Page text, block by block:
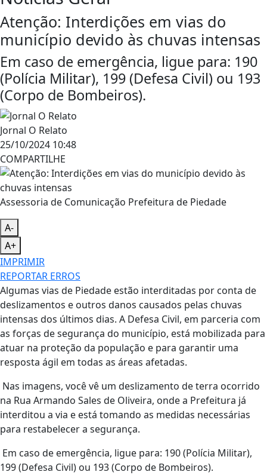
Atenção: Interdições em vias do
município devido às chuvas intensas
Em caso de emergência, ligue para: 190
(Polícia Militar), 199 (Defesa Civil) ou 193
(Corpo de Bombeiros).
Jornal O Relato
25/10/2024 10:48
COMPARTILHE
Assessoria de Comunicação Prefeitura de Piedade
A-
A+
IMPRIMIR
REPORTAR ERROS
Algumas vias de Piedade estão interditadas por conta de
deslizamentos e outros danos causados pelas chuvas
intensas dos últimos dias. A Defesa Civil, em parceria com
as forças de segurança do município, está mobilizada para
atuar na proteção da população e para garantir uma
resposta ágil em todas as áreas afetadas.
Nas imagens, você vê um deslizamento de terra ocorrido
na Rua Armando Sales de Oliveira, onde a Prefeitura já
interditou a via e está tomando as medidas necessárias
para restabelecer a segurança.
Em caso de emergência, ligue para: 190 (Polícia Militar),
199 (Defesa Civil) ou 193 (Corpo de Bombeiros).